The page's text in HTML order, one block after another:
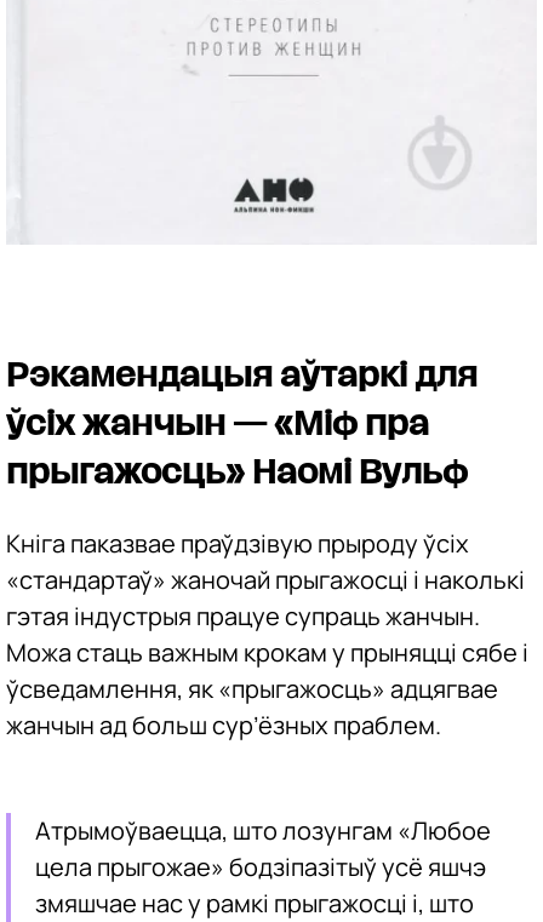
Рэкамендацыя аўтаркі для
ўсіх жанчын — «Міф пра
прыгажосць» Наомі Вульф
Кніга паказвае праўдзівую прыроду ўсіх
«стандартаў» жаночай прыгажосці і наколькі
гэтая індустрыя працуе супраць жанчын.
Можа стаць важным крокам у прыняцці сябе і
ўсведамлення, як «прыгажосць» адцягвае
жанчын ад больш сур’ёзных праблем.
Атрымоўваецца, што лозунгам «Любое
цела прыгожае» бодзіпазітыў усё яшчэ
змяшчае нас у рамкі прыгажосці і, што